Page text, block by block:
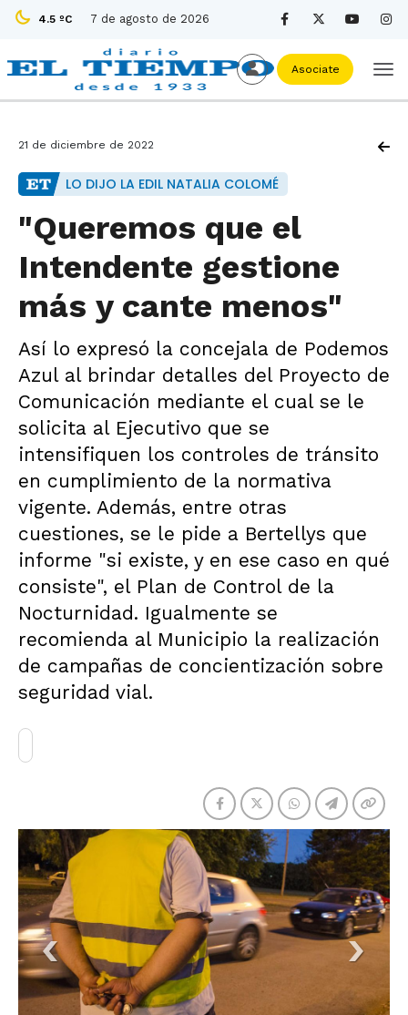
4.5 ºC 7 de agosto de 2026
Asociate
21 de diciembre de 2022
LO DIJO LA EDIL NATALIA COLOMÉ
"Queremos que el
Intendente gestione
más y cante menos"
Así lo expresó la concejala de Podemos
Azul al brindar detalles del Proyecto de
Comunicación mediante el cual se le
solicita al Ejecutivo que se
intensifiquen los controles de tránsito
en cumplimiento de la normativa
vigente. Además, entre otras
cuestiones, se le pide a Bertellys que
informe "si existe, y en ese caso en qué
consiste", el Plan de Control de la
Nocturnidad. Igualmente se
recomienda al Municipio la realización
de campañas de concientización sobre
seguridad vial.